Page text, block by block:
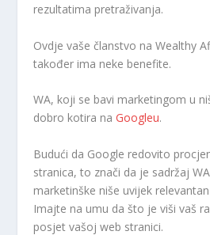
rezultatima pretraživanja.
Ovdje vaše članstvo na Wealthy
također ima neke benefite.
WA, koji se bavi marketingom u
dobro kotira naGoogleu.
Budući da Google redovito
stranica, to znači da je sadržaj
marketinške niše uvijek
Imajte na umu da što je viši vaš
posjet vašoj web stranici.